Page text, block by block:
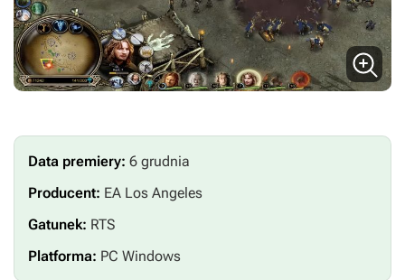
Data premiery: 6 grudnia
Producent: EA Los Angeles
Gatunek: RTS
Platforma: PC Windows